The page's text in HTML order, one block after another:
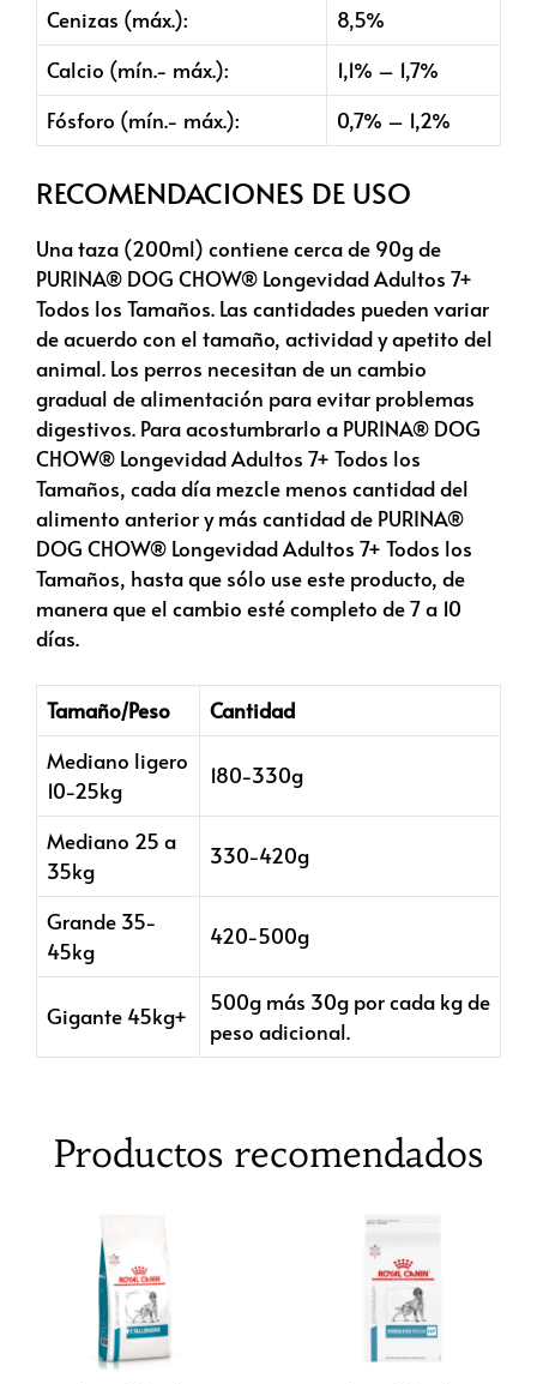
Cenizas (máx.):
8,5%
Calcio (mín.- máx.):
1,1% – 1,7%
Fósforo (mín.- máx.):
0,7% – 1,2%
RECOMENDACIONES DE USO
Una taza (200ml) contiene cerca de 90g de
PURINA® DOG CHOW® Longevidad Adultos 7+
Todos los Tamaños. Las cantidades pueden variar
de acuerdo con el tamaño, actividad y apetito del
animal. Los perros necesitan de un cambio
gradual de alimentación para evitar problemas
digestivos. Para acostumbrarlo a PURINA® DOG
CHOW® Longevidad Adultos 7+ Todos los
Tamaños, cada día mezcle menos cantidad del
alimento anterior y más cantidad de PURINA®
DOG CHOW® Longevidad Adultos 7+ Todos los
Tamaños, hasta que sólo use este producto, de
manera que el cambio esté completo de 7 a 10
días.
Tamaño/Peso
Cantidad
Mediano ligero
10-25kg
180-330g
Mediano 25 a
35kg
330-420g
Grande 35-
45kg
420-500g
Gigante 45kg+
500g más 30g por cada kg de
peso adicional.
Productos recomendados